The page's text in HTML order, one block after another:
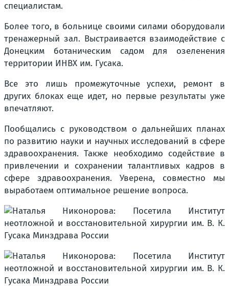
специалистам.
Более того, в больнице своими силами оборудовали
тренажерный зал. Выстраивается взаимодействие с
Донецким ботаническим садом для озеленения
территории ИНВХ им. Гусака.
Все это лишь промежуточные успехи, ремонт в
других блоках еще идет, но первые результаты уже
впечатляют.
Пообщались с руководством о дальнейших планах
по развитию науки и научных исследований в сфере
здравоохранения. Также необходимо содействие в
привлечении и сохранении талантливых кадров в
сфере здравоохранения. Уверена, совместно мы
выработаем оптимальное решение вопроса.